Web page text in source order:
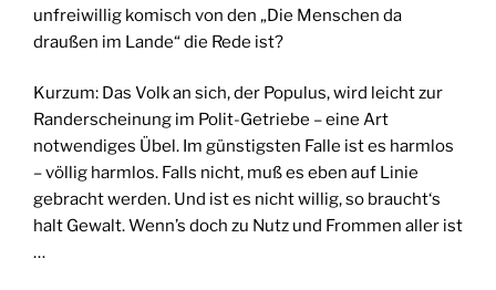
unfreiwillig komisch von den „Die Menschen da
draußen im Lande“ die Rede ist?
Kurzum: Das Volk an sich, der Populus, wird leicht zur
Randerscheinung im Polit-Getriebe – eine Art
notwendiges Übel. Im günstigsten Falle ist es harmlos
– völlig harmlos. Falls nicht, muß es eben auf Linie
gebracht werden. Und ist es nicht willig, so braucht‘s
halt Gewalt. Wenn’s doch zu Nutz und Frommen aller ist
…